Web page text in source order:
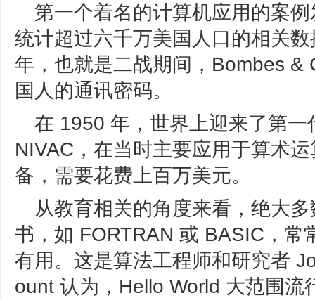
第一个着名的计算机应用的案
统计超过六千万美国人口的相关
年，也就是二战期间，Bombes &
国人的通讯密码。
在 1950 年，世界上迎来了第
NIVAC，在当时主要应用于算术
备，需要花费上百万美元。
从教育相关的角度来看，绝大
书，如 FORTRAN 或 BASIC，常
有用。这是算法工程师和研究者
ount 认为，Hello World 大范围